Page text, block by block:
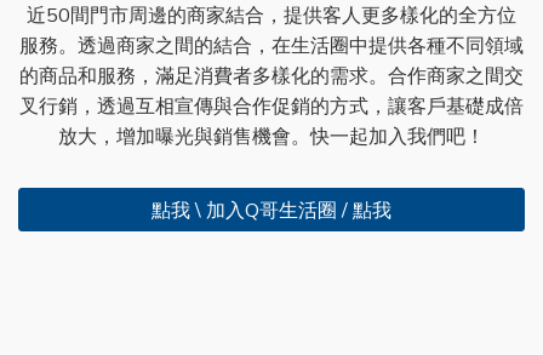
近50間門市周邊的商家結合，提供客人更多樣化的全方位
服務。透過商家之間的結合，在生活圈中提供各種不同領域
的商品和服務，滿足消費者多樣化的需求。合作商家之間交
叉行銷，透過互相宣傳與合作促銷的方式，讓客戶基礎成倍
放大，增加曝光與銷售機會。快一起加入我們吧！
點我 \ 加入Q哥生活圈 / 點我